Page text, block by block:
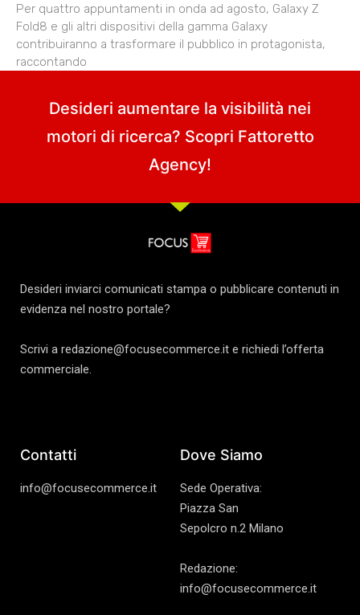
Per quattro appuntamenti in onda ad agosto, Galaxy Z
Fold8 e gli altri dispositivi della gamma Galaxy
contribuiranno a trasformare il pubblico in protagonista,
raccontando
Desideri aumentare la visibilità nei
motori di ricerca? Scopri Fattoretto
Agency!
Desideri inviarci comunicati stampa o pubblicare contenuti in
evidenza nel nostro portale?
Scrivi a redazione@focusecommerce.it e richiedi l’offerta
commerciale.
Contatti
info@focusecommerce.it
Dove Siamo
Sede Operativa:
Piazza San
Sepolcro n.2 Milano
Redazione:
info@focusecommerce.it